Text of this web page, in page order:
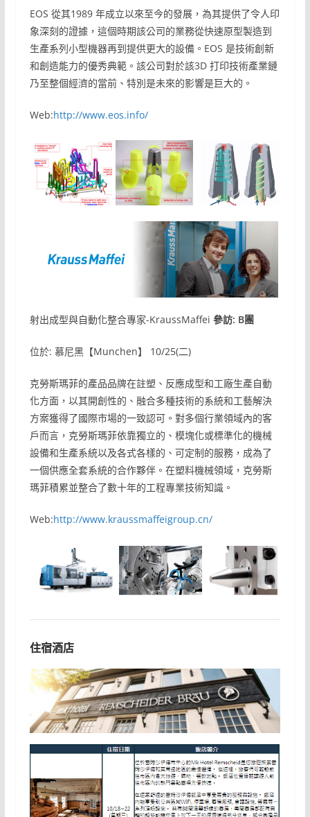
EOS 從其1989 年成立以來至今的發展，為其提供了令人印
象深刻的證據，這個時期該公司的業務從快速原型製造到
生產系列小型機器再到提供更大的設備。EOS 是技術創新
和創造能力的優秀典範。該公司對於該3D 打印技術產業鏈
乃至整個經濟的當前、特別是未來的影響是巨大的。
Web:http://www.eos.info/
射出成型與自動化整合專家-KraussMaffei 參訪: B團
位於: 慕尼黑【Munchen】 10/25(二)
克勞斯瑪菲的產品品牌在註塑、反應成型和工廠生產自動
化方面，以其開創性的、融合多種技術的系統和工藝解決
方案獲得了國際市場的一致認可。對多個行業領域內的客
戶而言，克勞斯瑪菲依靠獨立的、模塊化或標準化的機械
設備和生產系統以及各式各樣的、可定制的服務，成為了
一個供應全套系統的合作夥伴。在塑料機械領域，克勞斯
瑪菲積累並整合了數十年的工程專業技術知識。
Web:http://www.kraussmaffeigroup.cn/
住宿酒店